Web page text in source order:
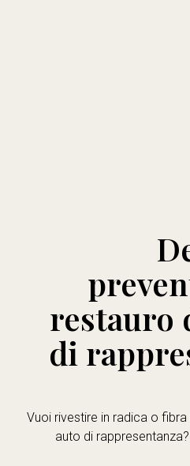
restauro
di
Vuoi rivestire in radica o
auto di